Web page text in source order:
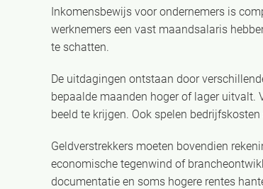
Inkomensbewijs voor ondernemers is
werknemers een vast maandsalaris
te schatten.
De uitdagingen ontstaan door
bepaalde maanden hoger of lager uitvalt.
beeld te krijgen. Ook spelen
Geldverstrekkers moeten bovendien
economische tegenwind of
documentatie en soms hogere rentes